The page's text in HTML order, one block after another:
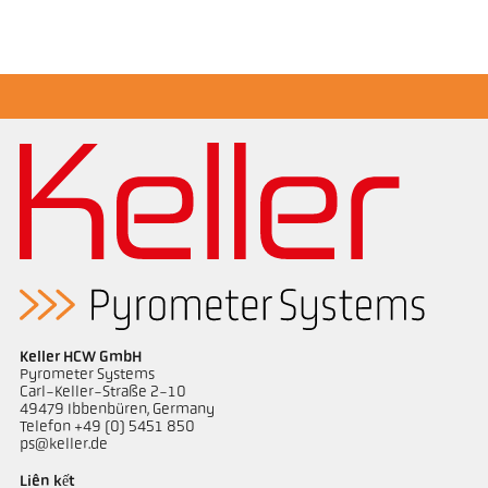
Bản vẻ PK 21-K001
Keller HCW GmbH
Pyrometer Systems
Carl-Keller-Straße 2-10
49479 Ibbenbüren, Germany
Telefon +49 (0) 5451 850
ps@keller.de
Liên kết